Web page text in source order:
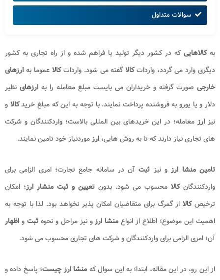
سوالات متداول
بهکالاهاییکه در کشور دیگر تولید یا فراهم شده و از راه تجاری به کشور
دیگری وارد می گردد، وارداتکالاگفته می شود. وارداتکالاعموما به ارزهای
خارجی صورت گرفته و خریداران می بایست مبلغ معامله را به ارزهای نظیر
دلار و یا یورو به فروشنده پرداخت نمایند. با توجه به این که مبلغ خریدکالا و
نیز ارز معامله؛ در این خریدهای بین المللی بالاست؛ واردکنندگان و شرکت
های تجاری نیاز دارند که تا به روش هایی، ارزموردنیاز خود تامین نمایند.
تامین منشا ارزو نیز ثبت آن در سامانه جامع تجارت؛ امری الزامی برای
واردکنندگانکالا محسوب می شود. بدون تعیین و ثبت منشار ارز؛ امکان
ترخیصکالا از گمرگ برای متقاضیان امکان پذیر نخواهد بود. لذا با توجه به
اهمیت این موضوع؛ اطلاع از انواعمنشا ارزو نیز مراحل و نحوهثبتو اظهار
آن؛ امری الزامی برای واردکنندگان و شرکت های تجاری محسوب می شود.
از این رو، در این مقاله، ابتدا؛ به این سوال که منشا ارز چیست؛ پاسخ داده و